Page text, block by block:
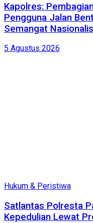
Kapolres:
Pengguna Jalan
Semangat
5 Agustus 2026
Hukum & Peristiwa
Satlantas Polresta
Kepedulian Lewat